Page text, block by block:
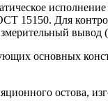
исполнение
15150. Для
основных
остова,